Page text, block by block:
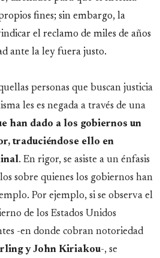
fines; sin embargo, la
el reclamo de miles de años
ante la ley fuera justo.
personas que buscan justicia
les es negada a través de una
han dado a los gobiernos un
traduciéndose ello en
. En rigor, se asiste a un énfasis
sobre quienes los gobiernos han
Por ejemplo, si se observa el
de los Estados Unidos
-en donde cobran notoriedad
y John Kiriakou-, se